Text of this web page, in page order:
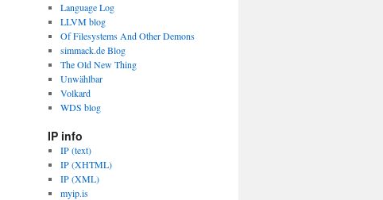
Language Log
LLVM blog
Of Filesystems And Other Demons
simmack.de Blog
The Old New Thing
Unwählbar
Volkard
WDS blog
IP info
IP (text)
IP (XHTML)
IP (XML)
myip.is